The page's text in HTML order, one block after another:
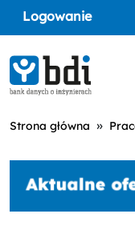
Logowanie
Strona główna »